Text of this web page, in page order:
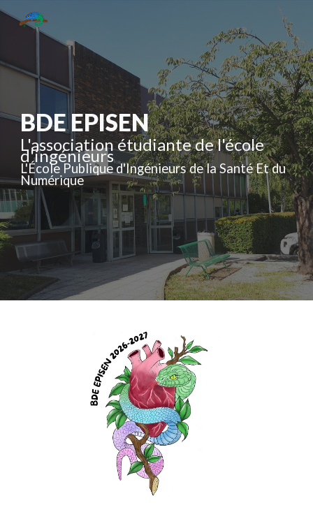
Skip to main content Skip to navigation
BDE EPISEN
L'association étudiante de l'école
d'ingénieurs
L'École Publique d'Ingénieurs de la Santé Et du
Numérique